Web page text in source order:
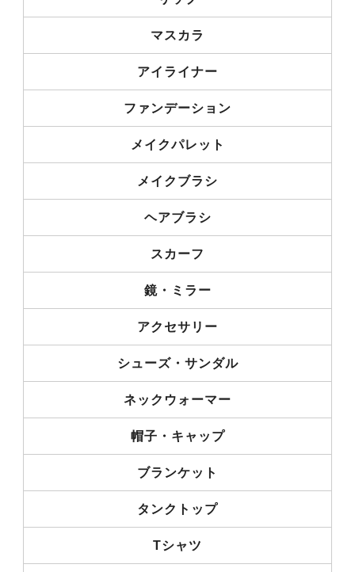
マスカラ
アイライナー
ファンデーション
メイクパレット
メイクブラシ
ヘアブラシ
スカーフ
鏡・ミラー
アクセサリー
シューズ・サンダル
ネックウォーマー
帽子・キャップ
ブランケット
タンクトップ
Tシャツ